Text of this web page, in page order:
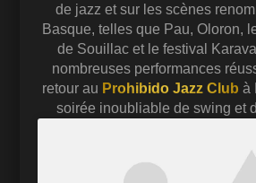
de jazz et sur les scènes
Basque, telles que Pau, Oloron,
de Souillac et le festival
nombreuses performances
retour au Prohibido Jazz Club à
soirée inoubliable de swing et